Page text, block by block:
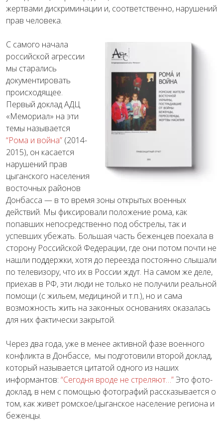
жертвами дискриминации и, соответственно, нарушений
прав человека.
С самого начала
российской агрессии
мы старались
документировать
происходящее.
Первый доклад АДЦ
«Мемориал» на эти
темы называется
“Рома и война” (2014-
2015), он касается
нарушений прав
цыганского населения
восточных районов
Донбасса — в то время зоны открытых военных
действий. Мы фиксировали положение рома, как
попавших непосредственно под обстрелы, так и
успевших убежать. Большая часть беженцев поехала в
сторону Российской Федерации, где они потом почти не
нашли поддержки, хотя до переезда постоянно слышали
по телевизору, что их в России ждут. На самом же деле,
приехав в РФ, эти люди не только не получили реальной
помощи (с жильем, медициной и т.п.), но и сама
возможность жить на законных основаниях оказалась
для них фактически закрытой.
Через два года, уже в менее активной фазе военного
конфликта в Донбассе, мы подготовили второй доклад,
который называется цитатой одного из наших
информантов: “Сегодня вроде не стреляют…”Это фото-
доклад, в нем с помощью фотографий рассказывается о
том, как живет ромское/цыганское население региона и
беженцы.